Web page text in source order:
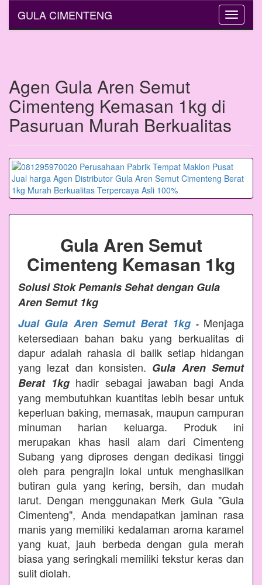
Toggle
GULA CIMENTENG
Agen Gula Aren Semut
Cimenteng Kemasan 1kg di
Pasuruan Murah Berkualitas
Gula Aren Semut
Cimenteng Kemasan 1kg
Solusi Stok Pemanis Sehat dengan Gula
Aren Semut 1kg
Jual Gula Aren Semut Berat 1kg - Menjaga
ketersediaan bahan baku yang berkualitas di
dapur adalah rahasia di balik setiap hidangan
yang lezat dan konsisten. Gula Aren Semut
Berat 1kghadir sebagai jawaban bagi Anda
yang membutuhkan kuantitas lebih besar untuk
keperluan baking, memasak, maupun campuran
minuman harian keluarga. Produk ini
merupakan khas hasil alam dari Cimenteng
Subang yang diproses dengan dedikasi tinggi
oleh para pengrajin lokal untuk menghasilkan
butiran gula yang kering, bersih, dan mudah
larut. Dengan menggunakan Merk Gula "Gula
Cimenteng", Anda mendapatkan jaminan rasa
manis yang memiliki kedalaman aroma karamel
yang kuat, jauh berbeda dengan gula merah
biasa yang seringkali memiliki tekstur keras dan
sulit diolah.